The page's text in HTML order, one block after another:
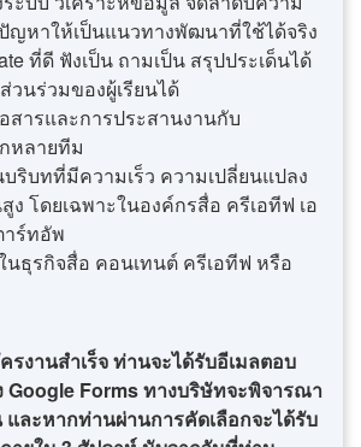
ญหาให้เป็นแนวทางพัฒนาที่ใช้ได้จริง
ที่ดี ฟังเป็น ถามเป็น สรุปประเด็นได้
วนร่วมของผู้เรียนได้
สารและการประสานงานกับ
หลายทีม
ริบทที่มีความเร็ว ความเปลี่ยนแปลง
โดยเฉพาะในองค์กรสื่อ ครีเอทีฟ เอ
าร์ทอัพ
นธุรกิจสื่อ คอนเทนต์ ครีเอทีฟ หรือ
รงานสำเร็จ ท่านจะได้รับอีเมลตอบ
Forms ทางบริษัทจะพิจารณา
ละหากท่านผ่านการคัดเลือกจะได้รับ